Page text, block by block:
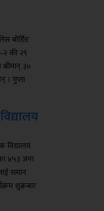
बोर्डिङ
की २९
३०
। गुप्ता
विद्यालय
४५३ जना
समान
शुक्रबार